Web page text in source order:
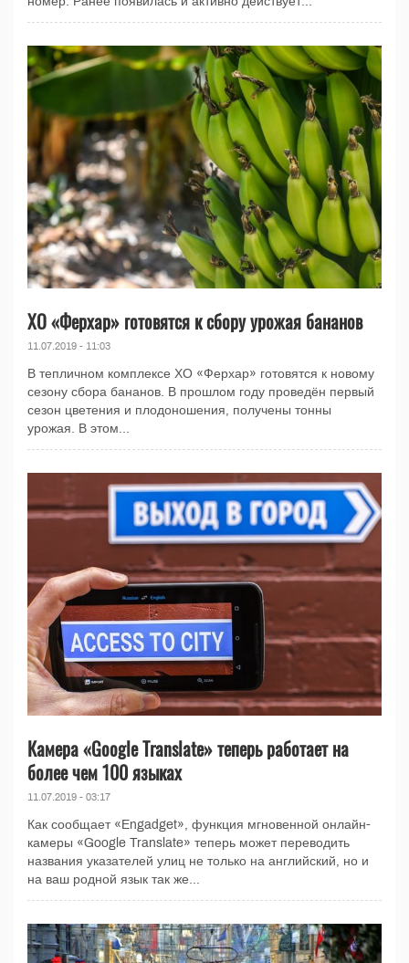
ХО «Ферхар» готовятся к сбору урожая бананов
11.07.2019 - 11:03
В тепличном комплексе ХО «Ферхар» готовятся к новому
сезону сбора бананов. В прошлом году проведён первый
сезон цветения и плодоношения, получены тонны
урожая. В этом...
Камера «Google Translate» теперь работает на
более чем 100 языках
11.07.2019 - 03:17
Как сообщает «Engadget», функция мгновенной онлайн-
камеры «Google Translate» теперь может переводить
названия указателей улиц не только на английский, но и
на ваш родной язык так же...